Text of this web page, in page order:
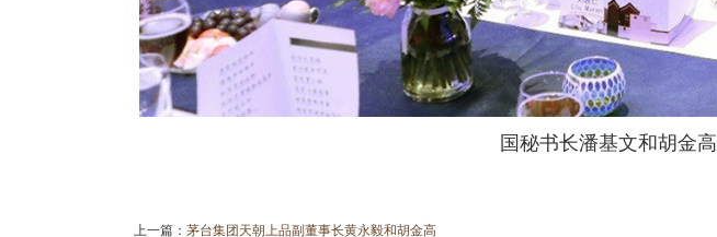
国秘书长潘基文和胡金高
上一篇： 茅台集团天朝上品副董事长黄永毅和胡金高